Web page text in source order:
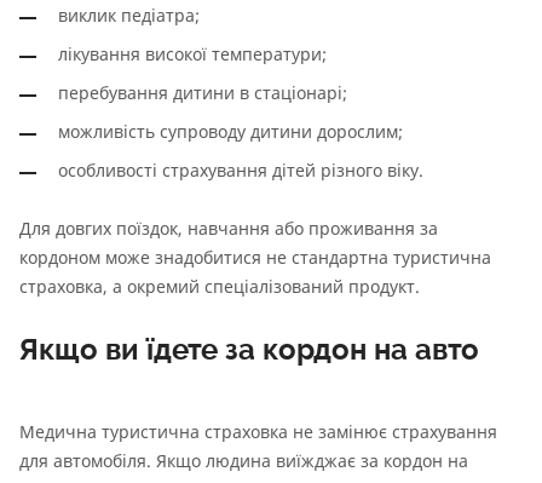
виклик педіатра;
лікування високої температури;
перебування дитини в стаціонарі;
можливість супроводу дитини дорослим;
особливості страхування дітей різного віку.
Для довгих поїздок, навчання або проживання за
кордоном може знадобитися не стандартна туристична
страховка, а окремий спеціалізований продукт.
Якщо ви їдете за кордон на авто
Медична туристична страховка не замінює страхування
для автомобіля. Якщо людина виїжджає за кордон на